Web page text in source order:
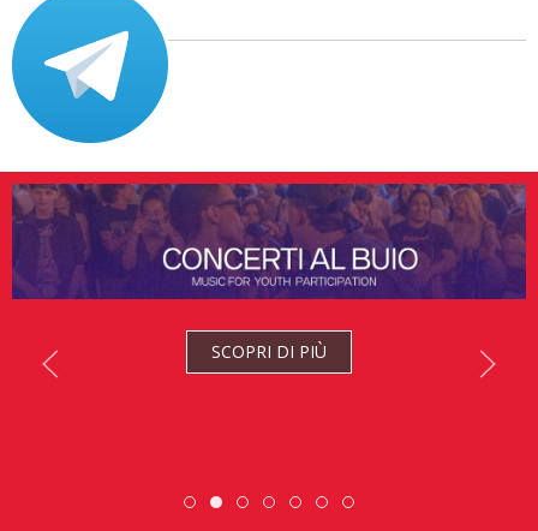
SCOPRI DI PIÙ
DiscoverEu Inclusion
Scambio Giovanile » 19 - 28
ESC » Volontariato
Scopri dove sono i nostri